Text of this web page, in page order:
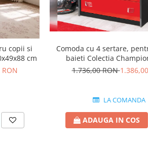
copii si
cm
Comoda cu 4 sertare,
baieti Colectia
1.736,00 RON
LA COMANDA
ADAUGA IN COS